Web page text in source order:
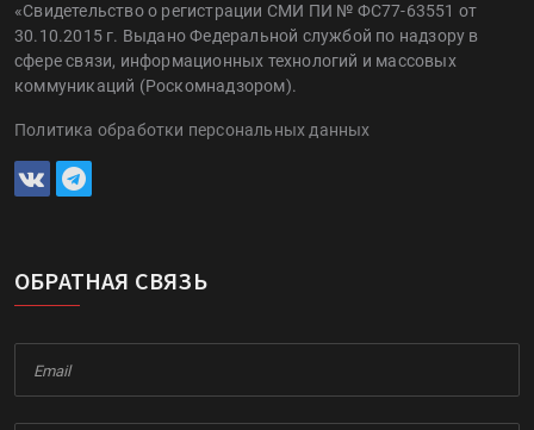
«Свидетельство о регистрации СМИ ПИ № ФС77-63551 от
30.10.2015 г. Выдано Федеральной службой по надзору в
сфере связи, информационных технологий и массовых
коммуникаций (Роскомнадзором).
Политика обработки персональных данных
ОБРАТНАЯ СВЯЗЬ